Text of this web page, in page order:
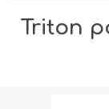
Triton